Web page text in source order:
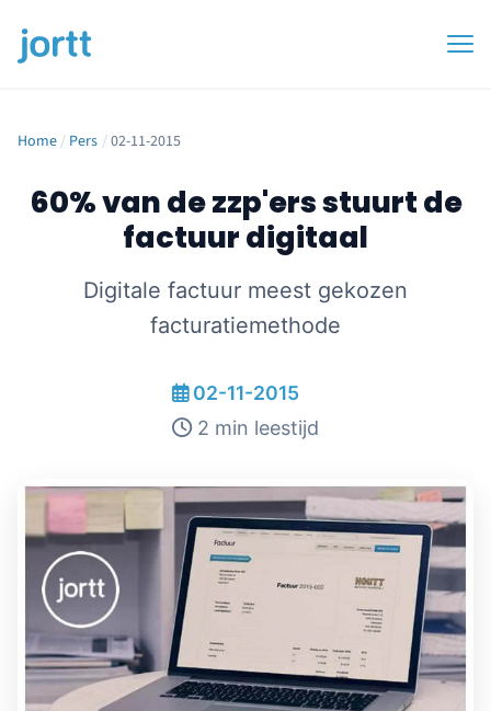
Home / Pers /02-11-2015
60% van de zzp'ers stuurt de
factuur digitaal
Digitale factuur meest gekozen
facturatiemethode
02-11-2015
2 min leestijd